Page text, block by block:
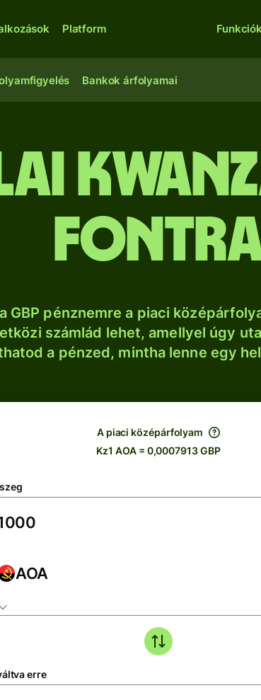
Platform Funkciók
Bankok árfolyamai
GBP pénznemre a piaci
számlád lehet, amellyel úgy
a pénzed, mintha lenne egy
A piaci középárfolyam
Kz1 AOA = 0,0007913 GBP
AOA
erre